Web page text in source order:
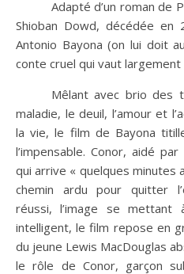
Adapté d’un roman de
Shioban Dowd, décédée en
Antonio Bayona (on lui doit
conte cruel qui vaut
Mêlant avec brio des
maladie, le deuil, l’amour et
la vie, le film de Bayona
l’impensable. Conor, aidé
qui arrive « quelques minutes
chemin ardu pour quitter
réussi, l’image se mettant
intelligent, le film repose en
du jeune Lewis MacDouglas
le rôle de Conor, garçon